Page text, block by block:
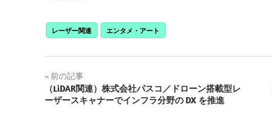
レーザー関連 エンタメ・アート
投
稿
前の記事
（LiDAR関連）株式会社パスコ／ドローン搭載型レ
ーザースキャナーでインフラ分野の DX を推進